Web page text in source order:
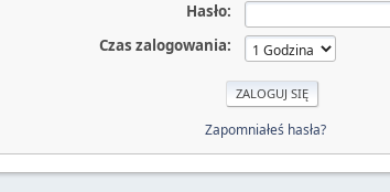
Hasło:
Czas zalogowania:
Zapomniałeś hasła?